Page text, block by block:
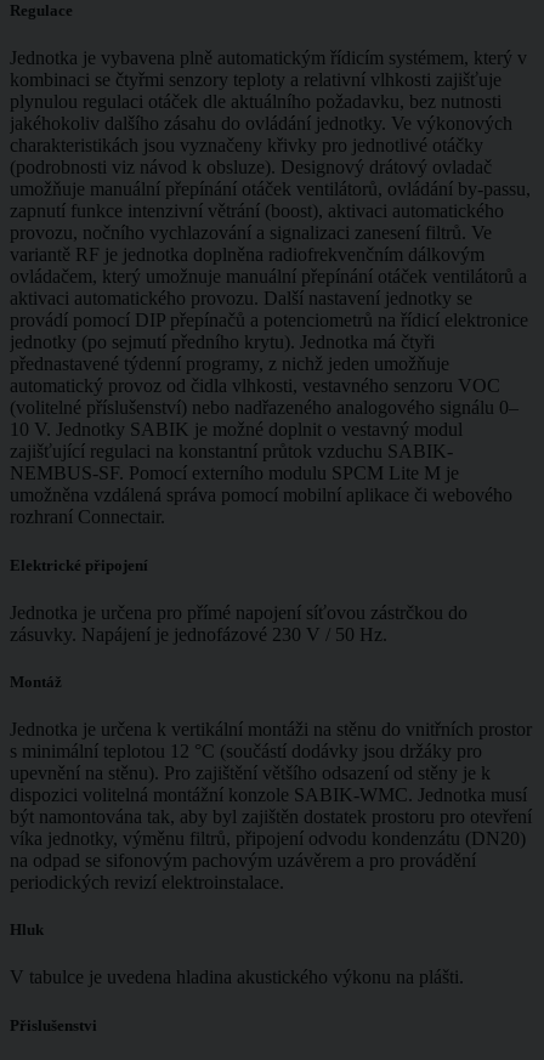
Regulace
Jednotka je vybavena plně automatickým řídicím systémem, který v
kombinaci se čtyřmi senzory teploty a relativní vlhkosti zajišťuje
plynulou regulaci otáček dle aktuálního požadavku, bez nutnosti
jakéhokoliv dalšího zásahu do ovládání jednotky. Ve výkonových
charakteristikách jsou vyznačeny křivky pro jednotlivé otáčky
(podrobnosti viz návod k obsluze). Designový drátový ovladač
umožňuje manuální přepínání otáček ventilátorů, ovládání by-passu,
zapnutí funkce intenzivní větrání (boost), aktivaci automatického
provozu, nočního vychlazování a signalizaci zanesení filtrů. Ve
variantě RF je jednotka doplněna radiofrekvenčním dálkovým
ovládačem, který umožnuje manuální přepínání otáček ventilátorů a
aktivaci automatického provozu. Další nastavení jednotky se
provádí pomocí DIP přepínačů a potenciometrů na řídicí elektronice
jednotky (po sejmutí předního krytu). Jednotka má čtyři
přednastavené týdenní programy, z nichž jeden umožňuje
automatický provoz od čidla vlhkosti, vestavného senzoru VOC
(volitelné příslušenství) nebo nadřazeného analogového signálu 0–
10 V. Jednotky SABIK je možné doplnit o vestavný modul
zajišťující regulaci na konstantní průtok vzduchu SABIK-
NEMBUS-SF. Pomocí externího modulu SPCM Lite M je
umožněna vzdálená správa pomocí mobilní aplikace či webového
rozhraní Connectair.
Elektrické připojení
Jednotka je určena pro přímé napojení síťovou zástrčkou do
zásuvky. Napájení je jednofázové 230 V / 50 Hz.
Montáž
Jednotka je určena k vertikální montáži na stěnu do vnitřních prostor
s minimální teplotou 12 °C (součástí dodávky jsou držáky pro
upevnění na stěnu). Pro zajištění většího odsazení od stěny je k
dispozici volitelná montážní konzole SABIK-WMC. Jednotka musí
být namontována tak, aby byl zajištěn dostatek prostoru pro otevření
víka jednotky, výměnu filtrů, připojení odvodu kondenzátu (DN20)
na odpad se sifonovým pachovým uzávěrem a pro provádění
periodických revizí elektroinstalace.
Hluk
V tabulce je uvedena hladina akustického výkonu na plášti.
Přislušenstvi